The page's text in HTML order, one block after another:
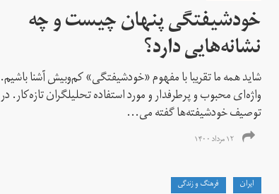
خودشیفتگی پنهان چیست و چه
نشانه‌هایی دارد؟
شاید همه ما تقریبا با مفهوم «خودشیفتگی» کم‌و‌بیش آشنا باشیم.
واژه‌ای محبوب و پرطرفدار و مورد استفاده تحلیلگران تازه‌کار. در
توصیف خودشیفته‌ها گفته می...
۱۲ مرداد ۱۴۰۰
ايران فرهنگ و زندگی